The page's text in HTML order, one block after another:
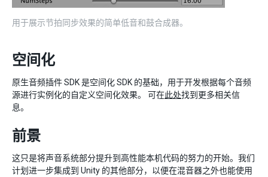
用于展示节拍同步效果的简单低音和鼓合成器。
空间化
原生音频插件 SDK 是空间化 SDK 的基础，用于开发根据每个音频
源进行实例化的自定义空间化效果。 可在此处找到更多相关信
息。
前景
这只是将声音系统部分提升到高性能本机代码的努力的开始。我们
计划进一步集成到 Unity 的其他部分，以便在混音器之外也能使用